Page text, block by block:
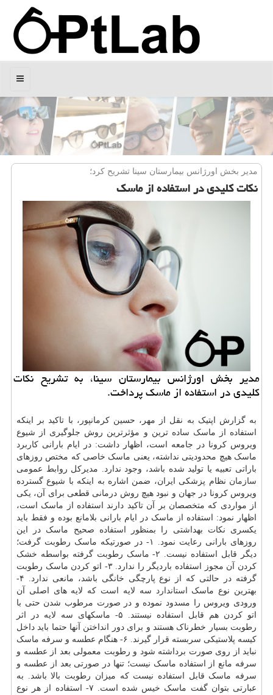
منو
مدیر بخش اورژانس بیمارستان سینا تشریح كرد؛
نكات كلیدی در استفاده از ماسك
مدیر بخش اورژانس بیمارستان سینا، به تشریح نکات
کلیدی در استفاده از ماسک پرداخت.
به گزارش اپتیک به نقل از مهر، حسین کرمانپور، با تاکید بر اینکه
استفاده از ماسک ساده ترین و مؤثرترین روش جلوگیری از شیوع
ویروس کرونا در جامعه است، اظهار داشت: در ایام بارانی کاربرد
ماسک هیچ محدودیتی نداشته، یعنی ماسک خاصی که مختص روزهای
باراتی تعبیه یا تولید شده باشد، وجود ندارد. مدیرکل روابط عمومی
سازمان نظام پزشکی ایران، ضمن اشاره به اینکه با شیوع گسترده
ویروس کرونا در جهان و نبود هیچ روش درمانی قطعی برای آن، یکی
از مواردی که متخصصان بر آن تاکید دارند استفاده از ماسک است،
اظهار نمود: استفاده از ماسک در ایام بارانی بلامانع بوده و فقط باید
یکسری نکات بهداشتی را بمنظور استفاده صحیح ماسک در این
روزهای بارانی رعایت نمود. ۱- در صورتیکه ماسک رطوبت گرفت؛
دیگر قابل استفاده نیست. ۲- ماسک رطوبت گرفته بواسطه خشک
کردن آن مجوز استفاده باردیگر را ندارد. ۳- اتو کردن ماسک رطوبت
گرفته در حالتی که از نوع پارچگی خانگی باشد، مانعی ندارد. ۴-
بهترین نوع ماسک
استاندارد سه لایه است که لایه های اصلی آن
ورودی ویروس را مسدود نموده و در صورت مرطوب شدن حتی با
اتو کردن هم قابل استفاده نیستند. ۵- ماسکهای سه لایه در اثر
رطوبت بسیار خطرناک هستند و برای دور انداختن آنها حتما باید داخل
کیسه پلاستیکی سربسته قرار گیرند. ۶- هنگام عطسه و سرفه ماسک
نباید از روی صورت برداشته شود و رطوبت معمولی بعد از عطسه و
سرفه مانع از استفاده ماسک نیست؛ تنها در صورتی بعد از عطسه و
سرفه ماسک قابل استفاده نیست که میزان رطوبت بالا باشد. به
عبارتی بتوان گفت ماسک خیس شده است. ۷- استفاده از هر نوع